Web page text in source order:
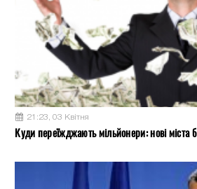
21:23, 03 Квітня
Куди переїжджають мільйонери: нові міста